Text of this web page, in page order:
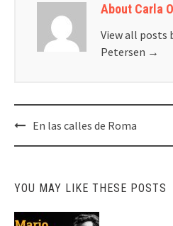
About Carla
View all posts
Petersen →
Post
navigation
En las calles de Roma
YOU MAY LIKE THESE POSTS